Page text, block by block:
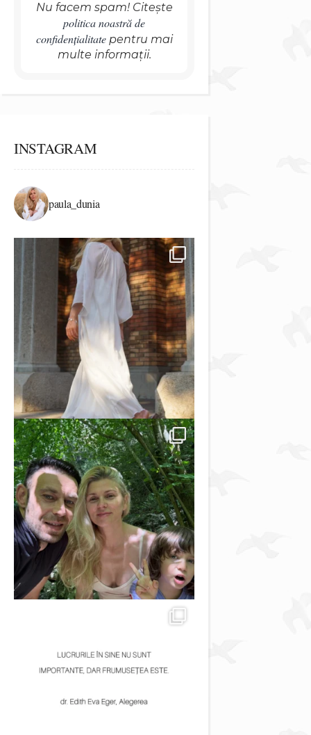
Nu facem spam! Citește
politica noastră de
confidențialitatepentru mai
multe informații.
INSTAGRAM
paula_dunia